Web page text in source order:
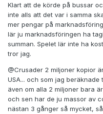
Klart att de körde på bussar
inte alls att det var i samma
mer pengar på
lär ju marknadsföringen ha
summan. Spelet lär inte ha
tror jag.
@Crusader 2 miljoner kopior
USA... och som jag
även om alla 2 miljoner bara
och sen har de ju massor av
nästan 3 gånger så mycket,